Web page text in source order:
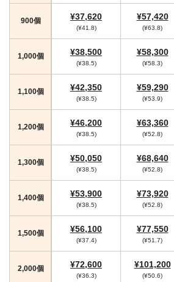
900個 ¥37,620
(¥41.8)
¥57,420
(¥63.8)
1,000個 ¥38,500
(¥38.5)
¥58,300
(¥58.3)
1,100個 ¥42,350
(¥38.5)
¥59,290
(¥53.9)
1,200個 ¥46,200
(¥38.5)
¥63,360
(¥52.8)
1,300個 ¥50,050
(¥38.5)
¥68,640
(¥52.8)
1,400個 ¥53,900
(¥38.5)
¥73,920
(¥52.8)
1,500個 ¥56,100
(¥37.4)
¥77,550
(¥51.7)
2,000個 ¥72,600
(¥36.3)
¥101,200
(¥50.6)